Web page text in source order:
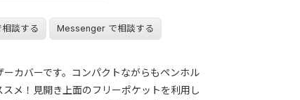
談する Messenger で相談する
カバーです。コンパクトながらもペンホル
メ！見開き上面のフリーポケットを利用し